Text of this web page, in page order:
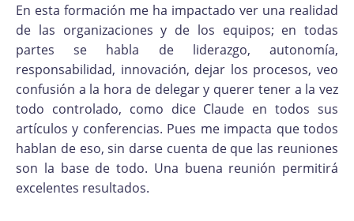
En esta formación me ha impactado ver una realidad
de las organizaciones y de los equipos; en todas
partes se habla de liderazgo, autonomía,
responsabilidad, innovación, dejar los procesos, veo
confusión a la hora de delegar y querer tener a la vez
todo controlado, como dice Claude en todos sus
artículos y conferencias. Pues me impacta que todos
hablan de eso, sin darse cuenta de que las reuniones
son la base de todo. Una buena reunión permitirá
excelentes resultados.